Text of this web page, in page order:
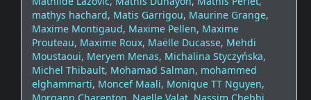
mathys hachard, Matis Garrigou, Maurine Grange,
Maxime Montigaud, Maxime Pellen, Maxime
Prouteau, Maxime Roux, Maëlle Ducasse, Mehdi
Moustaoui, Meryem Menas, Michalina Styczyńska,
Michel Thibault, Mohamad Salman, mohammed
elghammarti, Moncef Maali, Monique TT Nguyen,